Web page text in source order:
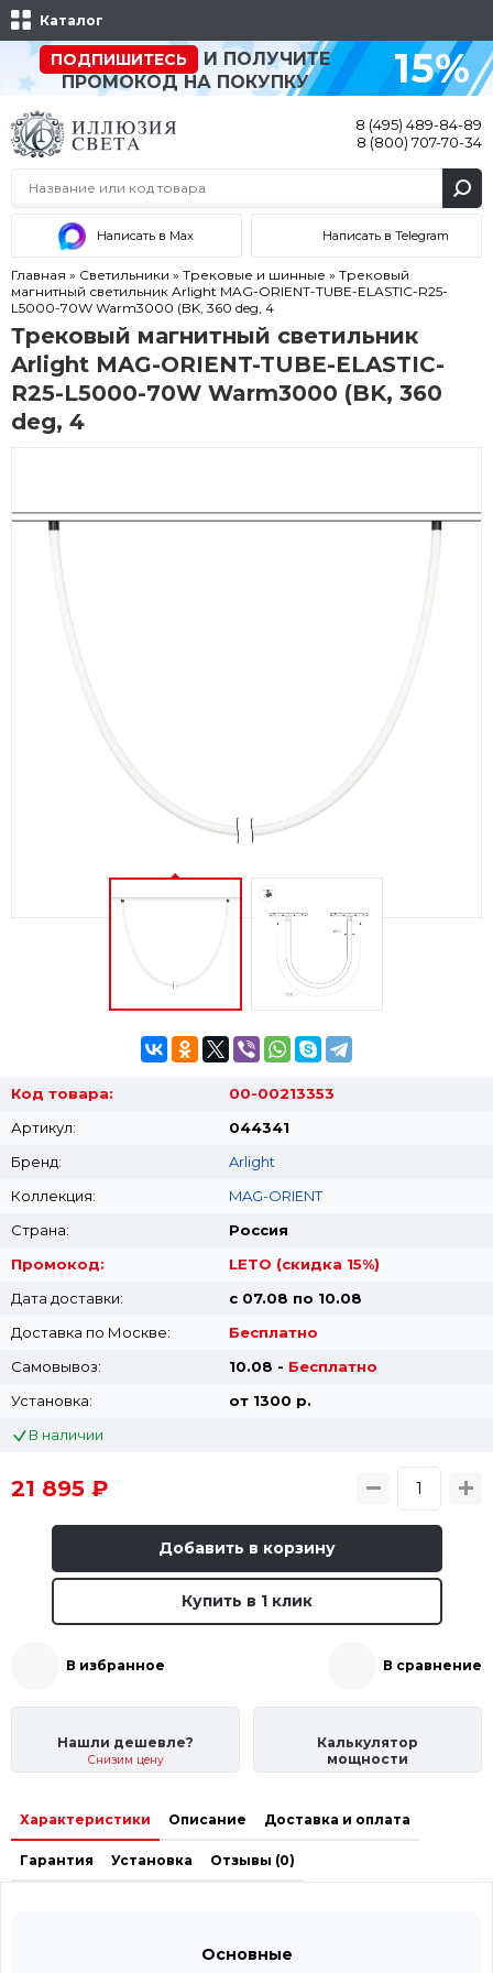
Каталог
ПОДПИШИТЕСЬ
И ПОЛУЧИТЕ
ПРОМОКОД НА ПОКУПКУ
15%
8 (495) 489-84-89
8 (800) 707-70-34
Написать в Max Написать в Telegram
Главная » Светильники » Трековые и шинные » Трековый
магнитный светильник Arlight MAG-ORIENT-TUBE-ELASTIC-R25-
L5000-70W Warm3000 (BK, 360 deg, 4
Трековый магнитный светильник
Arlight MAG-ORIENT-TUBE-ELASTIC-
R25-L5000-70W Warm3000 (BK, 360
deg, 4
Код товара:
00-00213353
Артикул:
044341
Бренд:
Arlight
Коллекция:
MAG-ORIENT
Страна:
Россия
Промокод:
LETO (скидка 15%)
Дата доставки:
с 07.08 по 10.08
Доставка по Москве:
Бесплатно
Самовывоз:
10.08 - Бесплатно
Установка:
от 1300 p.
В наличии
21 895 ₽
Добавить в корзину
Купить в 1 клик
В избранное В сравнение
Нашли дешевле?
Снизим цену
Калькулятор
мощности
Характеристики Описание Доставка и оплата
Гарантия Установка Отзывы (0)
Основные